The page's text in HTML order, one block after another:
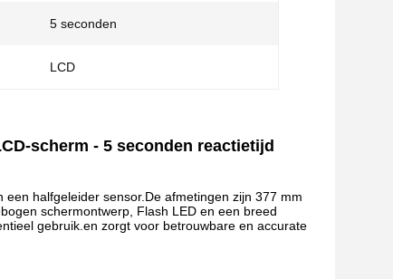
5 seconden
LCD
scherm - 5 seconden reactietijd
halfgeleider sensor.De afmetingen zijn 377 mm
schermontwerp, Flash LED en een breed
gebruik.en zorgt voor betrouwbare en accurate